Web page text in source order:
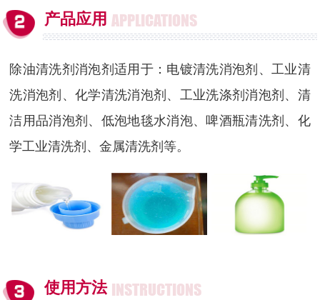
产品应用 APPLICATIONS
除油清洗剂消泡剂适用于：电镀清洗消泡剂、工业清
洗消泡剂、化学清洗消泡剂、工业洗涤剂消泡剂、清
洁用品消泡剂、低泡地毯水消泡、啤酒瓶清洗剂、化
学工业清洗剂、金属清洗剂等。
使用方法 INSTRUCTIONS